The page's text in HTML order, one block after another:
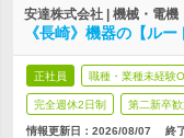
安達株式会社 | 機械・電
《長崎》機器の【ル
正社員 職種・業種未経験
完全週休2日制 第二新卒歓
情報更新日：2026/08/07 終